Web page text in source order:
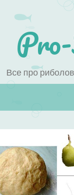
Все про